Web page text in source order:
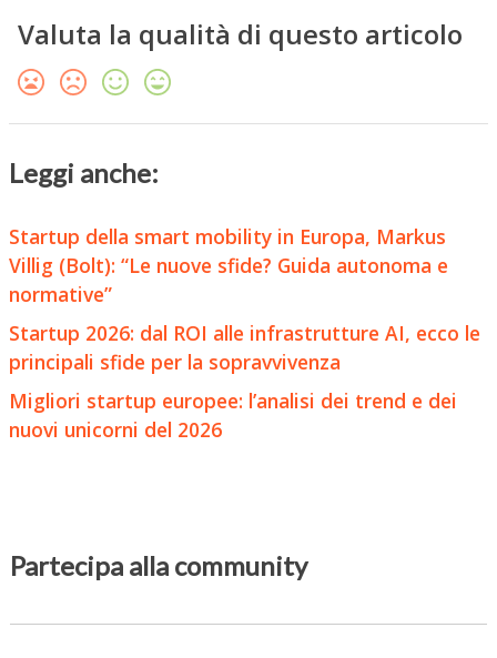
Valuta la qualità di questo articolo
Leggi anche:
Startup della smart mobility in Europa, Markus
Villig (Bolt): “Le nuove sfide? Guida autonoma e
normative”
Startup 2026: dal ROI alle infrastrutture AI, ecco le
principali sfide per la sopravvivenza
Migliori startup europee: l’analisi dei trend e dei
nuovi unicorni del 2026
Partecipa alla community